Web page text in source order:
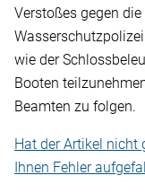
Verstoßes gegen
wie der
Booten
Beamten zu folgen.
Hat der Artikel nicht
Ihnen Fehler